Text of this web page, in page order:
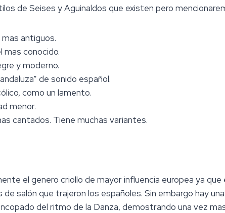
de Seises y Aguinaldos que existen pero
antiguos.
mas conocido.
y moderno.
de sonido español.
como un lamento.
menor.
cantados. Tiene muchas variantes.
el genero criollo de mayor influencia europea ya
salón que trajeron los españoles. Sin embargo hay
del ritmo de la Danza, demostrando una vez